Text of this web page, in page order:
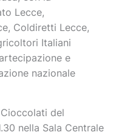
Lecce,
Coldiretti Lecce,
Italiani
e
nazionale
Cioccolati del
nella Sala Centrale